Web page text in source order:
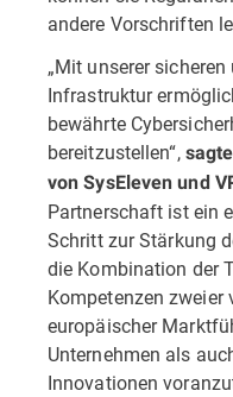
andere Vorschriften
„Mit unserer
Infrastruktur
bewährte
bereitzustellen“,
von SysEleven und
Partnerschaft ist ein
Schritt zur Stärkung
die Kombination der
Kompetenzen zweier
europäischer
Unternehmen als
Innovationen